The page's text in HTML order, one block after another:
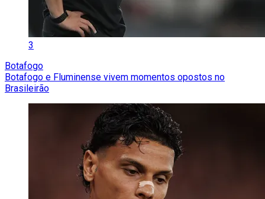
3
Botafogo
Botafogo e Fluminense vivem momentos opostos no
Brasileirão